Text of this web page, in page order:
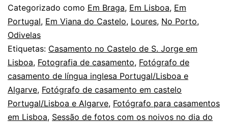
Categorizado como Em Braga, Em Lisboa, Em
Portugal, Em Viana do Castelo, Loures, No Porto,
Odivelas
Etiquetas: Casamento no Castelo de S. Jorge em
Lisboa, Fotografia de casamento, Fotógrafo de
casamento de língua inglesa Portugal/Lisboa e
Algarve, Fotógrafo de casamento em castelo
Portugal/Lisboa e Algarve, Fotógrafo para casamentos
em Lisboa, Sessão de fotos com os noivos no dia do